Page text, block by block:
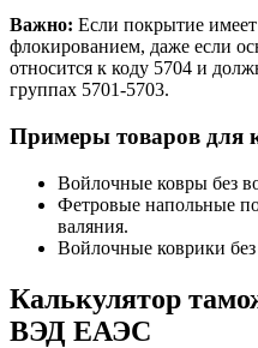
Важно: Если покрытие
флокированием, даже если
относится к коду 5704 и
группах 5701-5703.
Примеры товаров для
Войлочные ковры без
Фетровые напольные
валяния.
Войлочные коврики
Калькулятор
ВЭД ЕАЭС